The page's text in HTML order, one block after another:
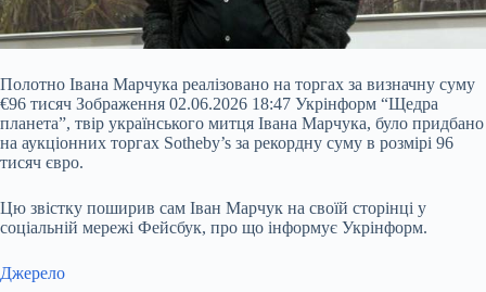
Полотно Івана Марчука реалізовано на торгах за визначну суму
€96 тисяч Зображення 02.06.2026 18:47 Укрінформ “Щедра
планета”, твір українського митця Івана Марчука, було придбано
на аукціонних торгах Sotheby’s за рекордну суму в розмірі 96
тисяч євро.
Цю звістку поширив сам Іван Марчук на своїй сторінці у
соціальній мережі Фейсбук, про що інформує Укрінформ.
Джерело